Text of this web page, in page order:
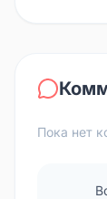
Пока нет